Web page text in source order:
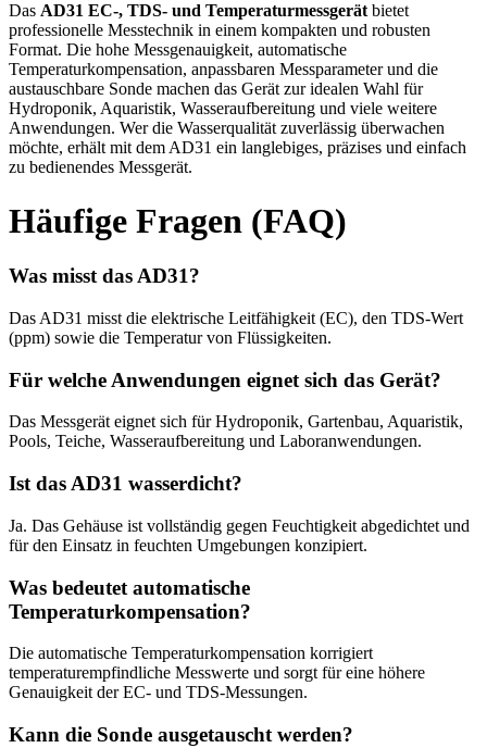
Das AD31 EC-, TDS- und Temperaturmessgerätbietet
professionelle Messtechnik in einem kompakten und robusten
Format. Die hohe Messgenauigkeit, automatische
Temperaturkompensation, anpassbaren Messparameter und die
austauschbare Sonde machen das Gerät zur idealen Wahl für
Hydroponik, Aquaristik, Wasseraufbereitung und viele weitere
Anwendungen. Wer die Wasserqualität zuverlässig überwachen
möchte, erhält mit dem AD31 ein langlebiges, präzises und einfach
zu bedienendes Messgerät.
Häufige Fragen (FAQ)
Was misst das AD31?
Das AD31 misst die elektrische Leitfähigkeit (EC), den TDS-Wert
(ppm) sowie die Temperatur von Flüssigkeiten.
Für welche Anwendungen eignet sich das Gerät?
Das Messgerät eignet sich für Hydroponik, Gartenbau, Aquaristik,
Pools, Teiche, Wasseraufbereitung und Laboranwendungen.
Ist das AD31 wasserdicht?
Ja. Das Gehäuse ist vollständig gegen Feuchtigkeit abgedichtet und
für den Einsatz in feuchten Umgebungen konzipiert.
Was bedeutet automatische
Temperaturkompensation?
Die automatische Temperaturkompensation korrigiert
temperaturempfindliche Messwerte und sorgt für eine höhere
Genauigkeit der EC- und TDS-Messungen.
Kann die Sonde ausgetauscht werden?